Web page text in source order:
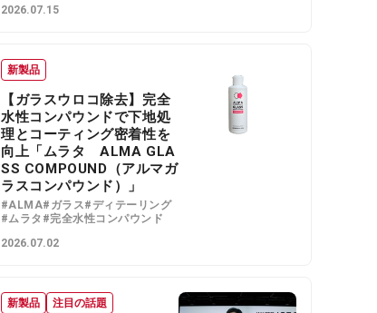
2026.07.15
新製品
【ガラスウロコ除去】完全
水性コンパウンドで下地処
理とコーティング密着性を
向上「ムラタ ALMA GLA
SS COMPOUND（アルマガ
ラスコンパウンド）」
#ALMA#ガラス#ディテーリング
#ムラタ #完全水性コンパウンド
2026.07.02
新製品 注目の話題